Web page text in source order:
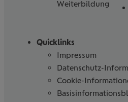
Weiterbildung
Quicklinks
Impressum
Datenschutz-
Cookie-